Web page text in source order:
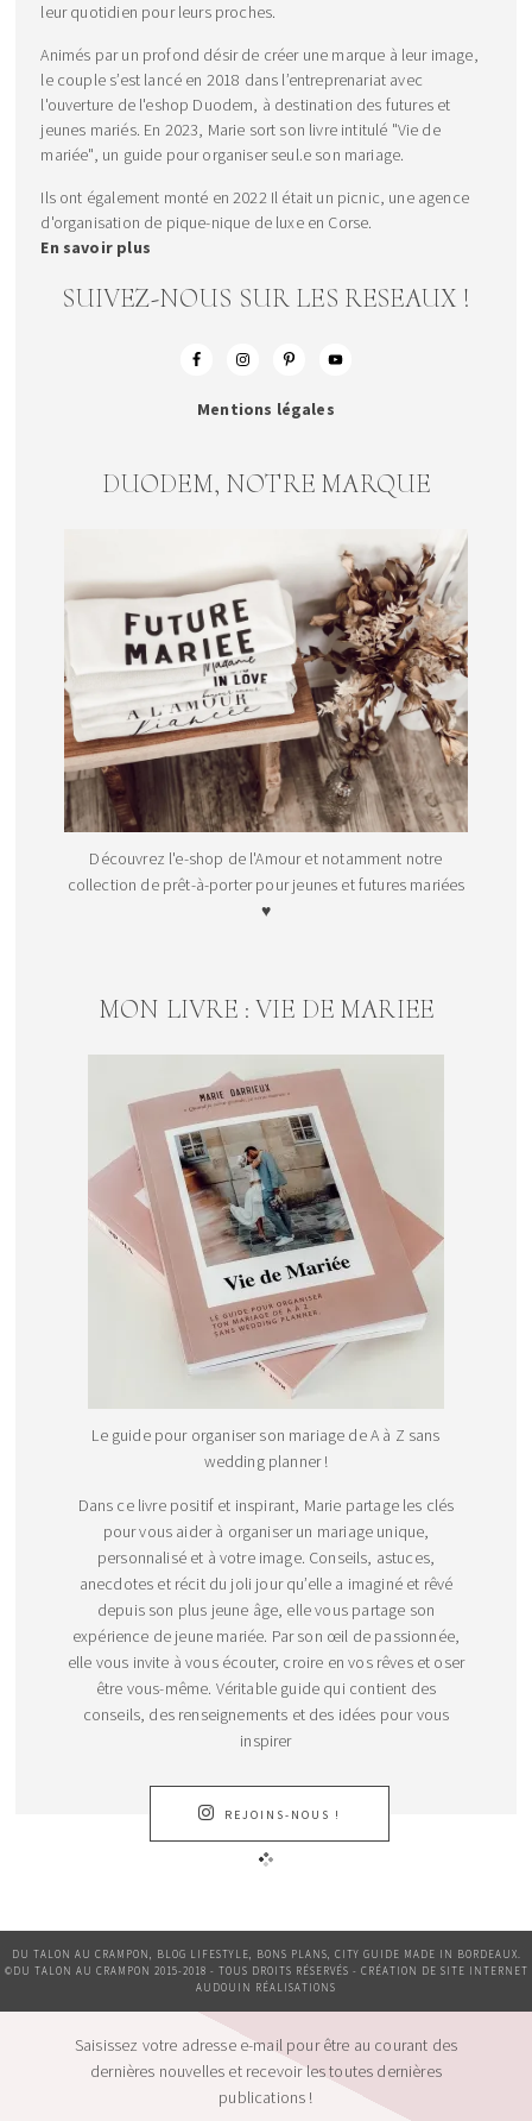
leur quotidien pour leurs proches.
Animés par un profond désir de créer une marque à leur image,
le couple s’est lancé en 2018 dans l’entreprenariat avec
l'ouverture de l'eshop Duodem, à destination des futures et
jeunes mariés. En 2023, Marie sort son livre intitulé "Vie de
mariée", un guide pour organiser seul.e son mariage.
Ils ont également monté en 2022 Il était un picnic, une agence
d'organisation de pique-nique de luxe en Corse.
En savoir plus
SUIVEZ-NOUS SUR LES RESEAUX !
Mentions légales
DUODEM, NOTRE MARQUE
Découvrez l'e-shop de l'Amour et notamment notre
collection de prêt-à-porter pour jeunes et futures mariées
♥
MON LIVRE : VIE DE MARIEE
Le guide pour organiser son mariage de A à Z sans
wedding planner !
Dans ce livre positif et inspirant, Marie partage les clés
pour vous aider à organiser un mariage unique,
personnalisé et à votre image. Conseils, astuces,
anecdotes et récit du joli jour qu’elle a imaginé et rêvé
depuis son plus jeune âge, elle vous partage son
expérience de jeune mariée. Par son œil de passionnée,
elle vous invite à vous écouter, croire en vos rêves et oser
être vous-même. Véritable guide qui contient des
conseils, des renseignements et des idées pour vous
inspirer
REJOINS-NOUS !
DU TALON AU CRAMPON, BLOG LIFESTYLE, BONS PLANS, CITY GUIDE MADE IN BORDEAUX.
©DU TALON AU CRAMPON 2015-2018 - TOUS DROITS RÉSERVÉS - CRÉATION DE SITE INTERNET
AUDOUIN RÉALISATIONS
Saisissez votre adresse e-mail pour être au courant des
dernières nouvelles et recevoir les toutes dernières
publications !